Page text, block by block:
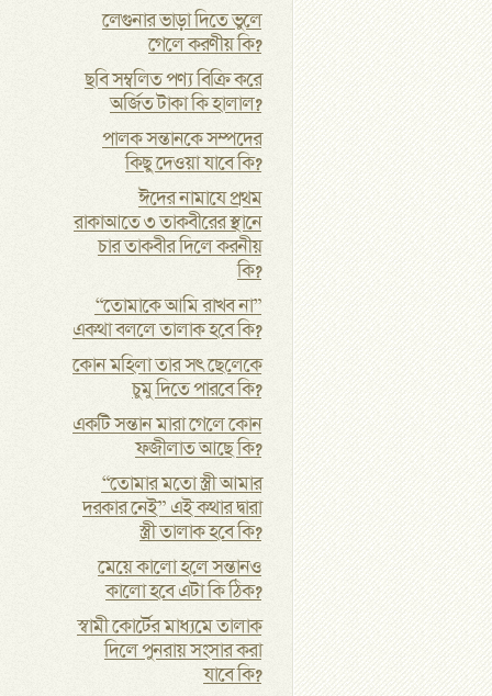
লেগুনার ভাড়া দিতে ভুলে
গেলে করণীয় কি?
ছবি সম্বলিত পণ্য বিক্রি করে
অর্জিত টাকা কি হালাল?
পালক সন্তানকে সম্পদের
কিছু দেওয়া যাবে কি?
ঈদের নামাযে প্রথম
রাকাআতে ৩ তাকবীরের স্থানে
চার তাকবীর দিলে করনীয়
কি?
“তোমাকে আমি রাখব না”
একথা বললে তালাক হবে কি?
কোন মহিলা তার সৎ ছেলেকে
চুমু দিতে পারবে কি?
একটি সন্তান মারা গেলে কোন
ফজীলাত আছে কি?
“তোমার মতো স্ত্রী আমার
দরকার নেই” এই কথার দ্বারা
স্ত্রী তালাক হবে কি?
মেয়ে কালো হলে সন্তানও
কালো হবে এটা কি ঠিক?
স্বামী কোর্টের মাধ্যমে তালাক
দিলে পুনরায় সংসার করা
যাবে কি?